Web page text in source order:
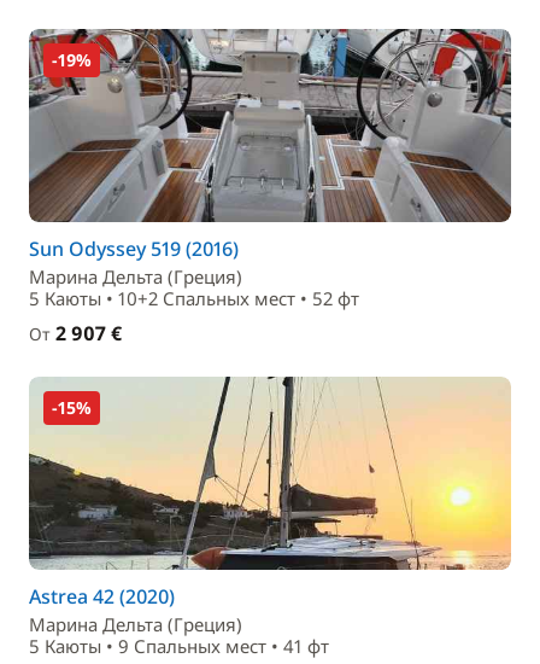
-19%
Sun Odyssey 519 (2016)
Марина Дельта (Греция)
5 Каюты • 10+2 Спальныx мест • 52 фт
От 2 907 €
-15%
Astrea 42 (2020)
Марина Дельта (Греция)
5 Каюты • 9 Спальныx мест • 41 фт